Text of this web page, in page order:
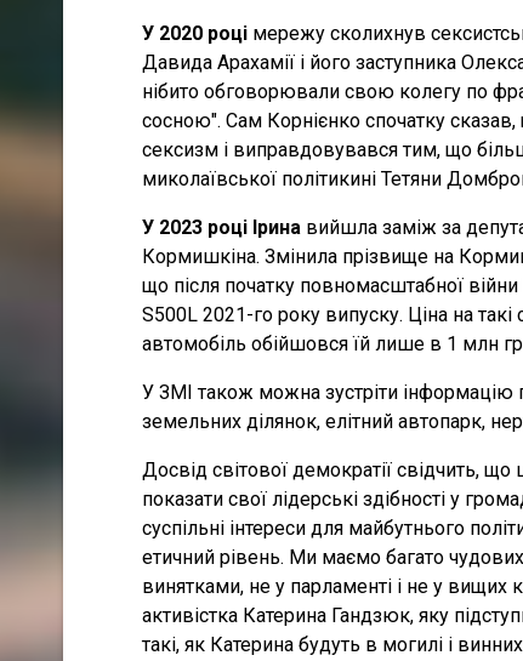
У 2020 році мережу сколихнув
Давида Арахамії і його заступника
нібито обговорювали свою колегу по
сосною". Сам Корнієнко спочатку
сексизм і виправдовувався тим, що
миколаївської політикині Тетяни
У 2023 році Ірина вийшла заміж за
Кормишкіна. Змінила прізвище на
що після початку повномасштабної
S500L 2021-го року випуску. Ціна на
автомобіль обійшовся їй лише в 1 млн
У ЗМІ також можна зустріти інформацію
земельних ділянок, елітний автопарк,
Досвід світової демократії свідчить,
показати свої лідерські здібності у
суспільні інтереси для майбутнього
етичний рівень. Ми маємо багато
винятками, не у парламенті і не у вищих
активістка Катерина Гандзюк, яку
такі, як Катерина будуть в могилі і